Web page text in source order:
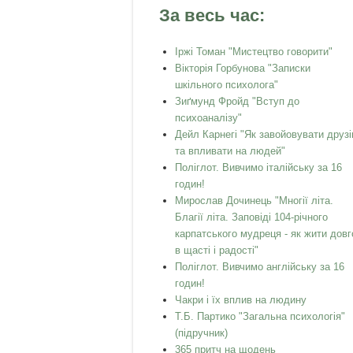
За весь час:
Іржі Томан "Мистецтво говорити"
Вікторія Горбунова "Записки
шкільного психолога"
Зиґмунд Фройд "Вступ до
психоаналізу"
Дейл Карнегі "Як завойовувати
та впливати на людей"
Поліглот. Вивчимо італійську за 16
годин!
Мирослав Дочинець "Многії літа.
Благії літа. Заповіді 104-річного
карпатського мудреця - як жити
в щасті і радості"
Поліглот. Вивчимо англійську за 16
годин!
Чакри і їх вплив на людину
Т.Б. Партико "Загальна психологія"
(підручник)
365 притч на щодень